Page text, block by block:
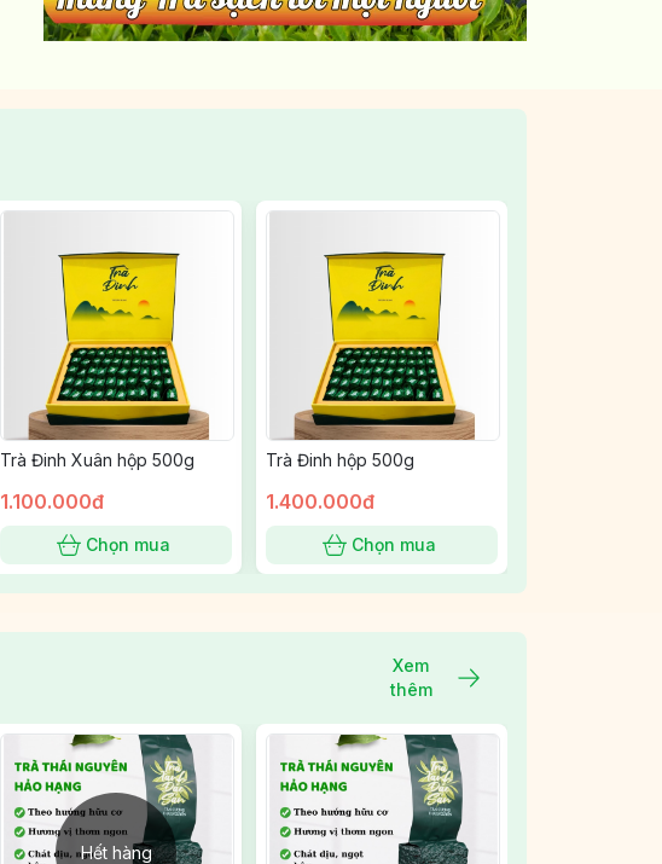
Trà Đinh Xuân hộp 500g
1.100.000đ
Chọn mua
Trà Đinh hộp 500g
1.400.000đ
Chọn mua
Xem
thêm
Hết hàng